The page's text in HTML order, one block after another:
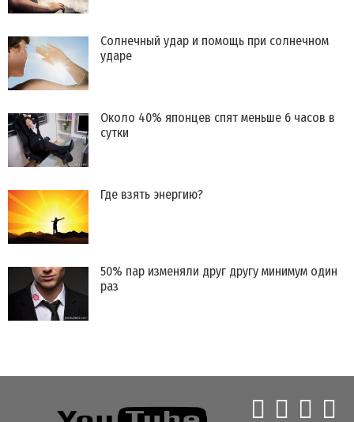
Солнечный удар и помощь при солнечном
ударе
Около 40% японцев спят меньше 6 часов в
сутки
Где взять энергию?
​50% пар изменяли друг другу минимум один
раз